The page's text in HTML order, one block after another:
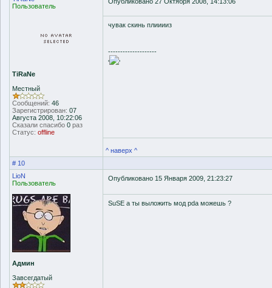
Пользователь
TiRaNe
Местный
Сообщений: 46
Зарегистрирован: 07
Августа 2008, 10:22:06
Сказали спасибо 0 раз
Статус: offline
чувак скинь плииииз
--------------------
'
'
^ наверх ^
# 10
LioN
Пользователь
Админ
Завсегдатый
Опубликовано 15 Января 2009, 21:23:27
SuSE а ты выложить мод pda можешь ?